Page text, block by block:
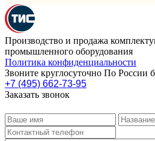
Производство и продажа
промышленного оборудования
Политика конфиденциальности
Звоните круглосуточно По России
+7 (495) 662-73-95
Заказать звонок